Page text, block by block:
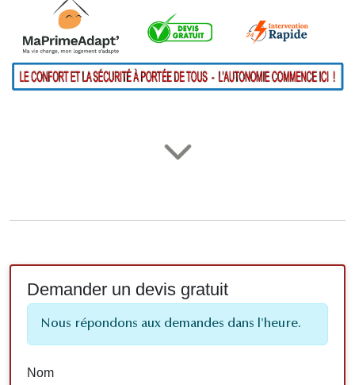
Demander un devis gratuit
Nous répondons aux demandes dans l'heure.
Nom